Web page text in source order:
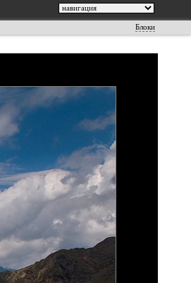
Блоки